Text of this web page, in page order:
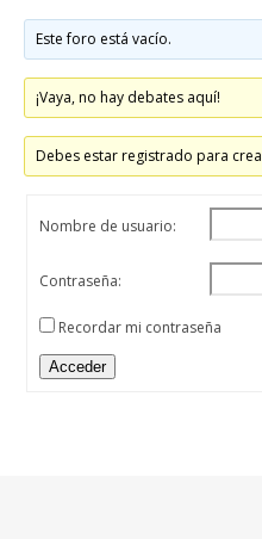
Este foro está vacío.
¡Vaya, no hay debates aquí!
Debes estar registrado para
Nombre de usuario:
Contraseña:
Recordar mi contraseña
Acceder